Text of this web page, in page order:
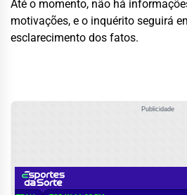
Até o momento, não há
motivações, e o inquérito seguirá
esclarecimento dos fatos.
Publicidade